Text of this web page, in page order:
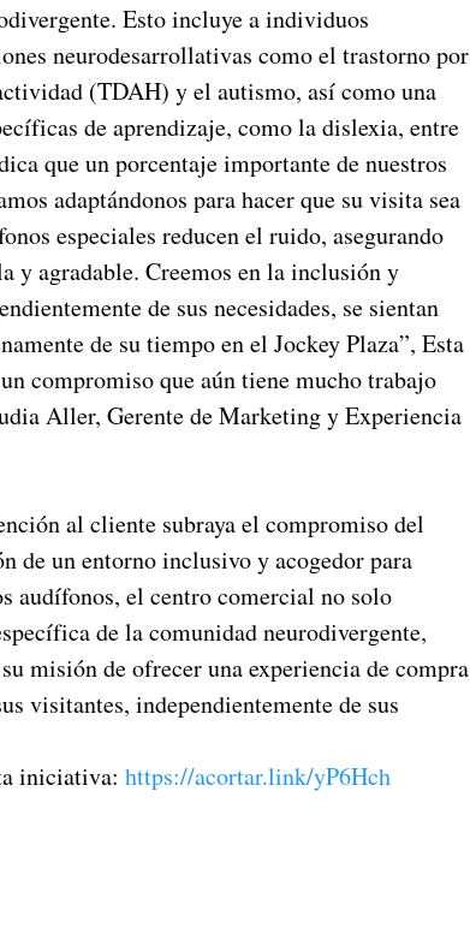
Esto incluye a individuos
neurodesarrollativas como el trastorno por
(TDAH) y el autismo, así como una
de aprendizaje, como la dislexia, entre
que un porcentaje importante de nuestros
adaptándonos para hacer que su visita sea
especiales reducen el ruido, asegurando
y agradable. Creemos en la inclusión y
de sus necesidades, se sientan
de su tiempo en el Jockey Plaza”, Esta
compromiso que aún tiene mucho trabajo
Aller, Gerente de Marketing y Experiencia
al cliente subraya el compromiso del
de un entorno inclusivo y acogedor para
audífonos, el centro comercial no solo
de la comunidad neurodivergente,
misión de ofrecer una experiencia de compra
visitantes, independientemente de sus
iniciativa: https://acortar.link/yP6Hch